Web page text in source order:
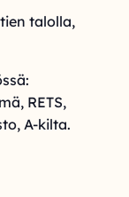
talolla,
RETS,
A-kilta.